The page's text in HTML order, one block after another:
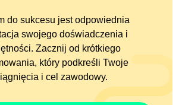
do sukcesu jest odpowiednia
swojego doświadczenia i
Zacznij od krótkiego
który podkreśli Twoje
i cel zawodowy.